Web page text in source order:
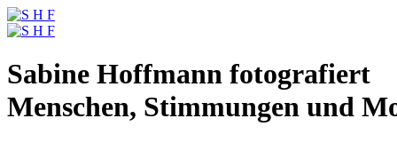
Sabine Hoffmann fotografiert
Menschen, Stimmungen und